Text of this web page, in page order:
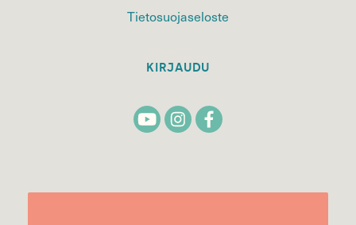
Tietosuojaseloste
KIRJAUDU